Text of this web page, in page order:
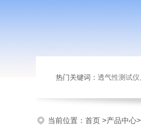
热门关键词： 透气性测试仪,透
当前位置： 首页 >产品中心